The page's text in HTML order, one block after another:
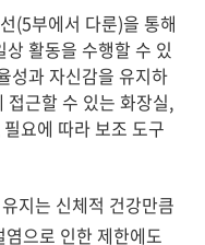
(5부에서 다룬)을 통해
활동을 수행할 수 있
성과 자신감을 유지하
접근할 수 있는 화장실,
요에 따라 보조 도구
지는 신체적 건강만큼
으로 인한 제한에도